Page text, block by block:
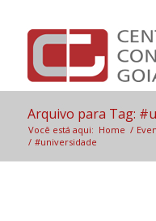
Arquivo para Tag:
Você está aqui: Home /
/ #universidade